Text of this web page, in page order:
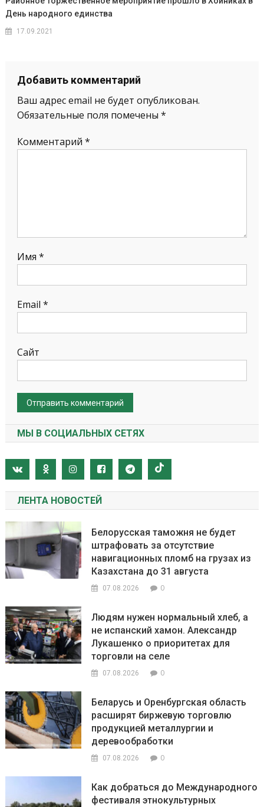
День народного единства
17.09.2021
Добавить комментарий
Ваш адрес email не будет опубликован.
Обязательные поля помечены *
Комментарий *
Имя *
Email *
Сайт
МЫ В СОЦИАЛЬНЫХ СЕТЯХ
ЛЕНТА НОВОСТЕЙ
Белорусская таможня не будет
штрафовать за отсутствие
навигационных пломб на грузах из
Казахстана до 31 августа
07.08.2026 0
Людям нужен нормальный хлеб, а
не испанский хамон. Александр
Лукашенко о приоритетах для
торговли на селе
07.08.2026 0
Беларусь и Оренбургская область
расширят биржевую торговлю
продукцией металлургии и
деревообработки
07.08.2026 0
Как добраться до Международного
фестиваля этнокультурных